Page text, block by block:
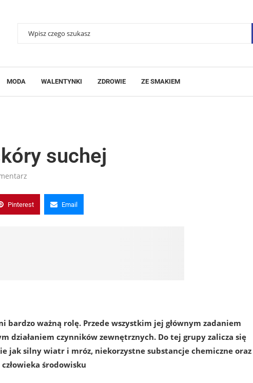
MODA WALENTYNKI ZDROWIE ZE SMAKIEM
suchej
Pinterest Email
bardzo ważną rolę. Przede wszystkim jej głównym zadaniem
działaniem czynników zewnętrznych. Do tej grupy zalicza się
jak silny wiatr i mróz, niekorzystne substancje chemiczne oraz
środowisku